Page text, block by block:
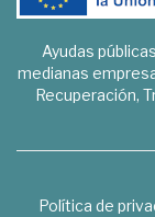
Ayudas
medianas
Recuperación,
Política de